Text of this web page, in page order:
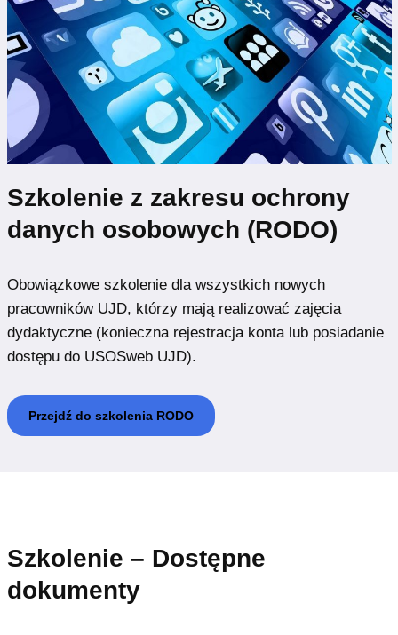
Szkolenie z zakresu ochrony
danych osobowych (RODO)
Obowiązkowe szkolenie dla wszystkich nowych
pracowników UJD, którzy mają realizować zajęcia
dydaktyczne (konieczna rejestracja konta lub posiadanie
dostępu do USOSweb UJD).
Przejdź do szkolenia RODO
Szkolenie – Dostępne
dokumenty